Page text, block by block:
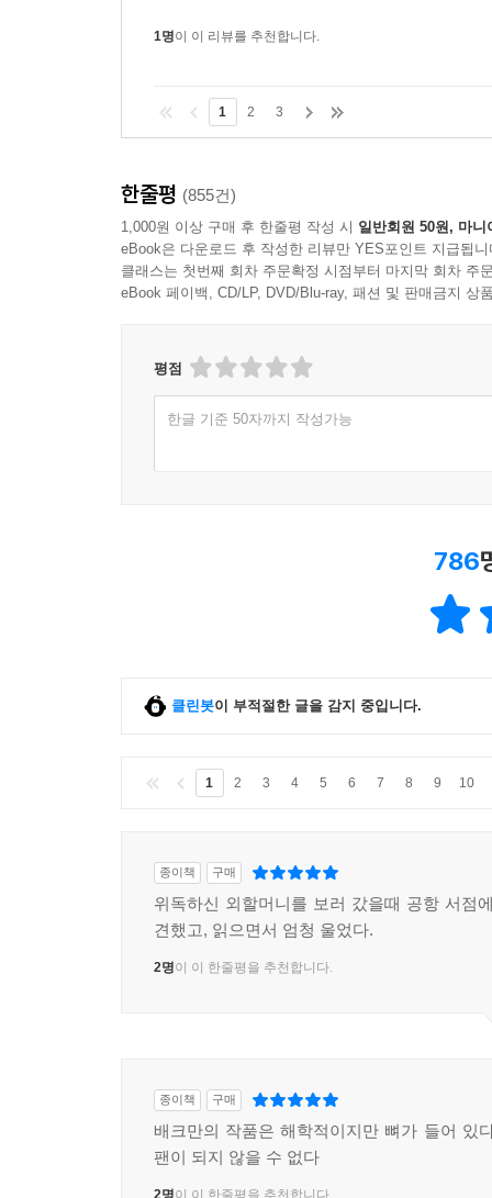
나중에 가서는 가슴 뭉클하게 만들고 결국 눈물을
없을 것이다. 진심 어린 애정을 담아 한 자 한 자
이 책에 쏟아진 찬사
이 책을 읽을 때는 휴지를 꼭 준비해라. 그리고
인사이더
있는 큰 슬픔의 초상을 그려내면서 동시에 감동과
있을까? 마지막 편지에서 우리는 눈물을 흘리겠
이 세상에는 많은 작가들이 있다. 좋은 작가들
배크만이라고 생각한다. 이 책을 읽는 사람이라
진실을 밝혀내려고 몸부림치는 일곱 살 소녀
것이다. _ Amazon 독자 Rita Mayberry
간단히 말해서, 나는 이 책을 좋아할 수밖에 없다.
1명이 이 리뷰를 추천합니다.
1 2 3
한줄평 (855건)
1,000원 이상 구매 후 한줄평 작성 시 일반회원 50원, 마니
eBook은 다운로드 후 작성한 리뷰만 YES포인트 지급됩니
클래스는 첫번째 회차 주문확정 시점부터 마지막 회차 주
eBook 페이백, CD/LP, DVD/Blu-ray, 패션 및 판매금지 상
평점
한글 기준 50자까지 작성가능
786
클린봇이 부적절한 글을 감지 중입니다.
1 2 3 4 5 6 7 8 9 10
종이책 구매
위독하신 외할머니를 보러 갔을때 공항 서점
견했고, 읽으면서 엄청 울었다.
2명이 이 한줄평을 추천합니다.
종이책 구매
배크만의 작품은 해학적이지만 뼈가 들어 있
팬이 되지 않을 수 없다
2명이 이 한줄평을 추천합니다.